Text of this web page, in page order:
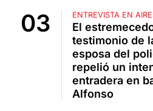
ENTREVISTA EN AIRE
El
testimonio de
esposa del
repelió un
entradera en
Alfonso